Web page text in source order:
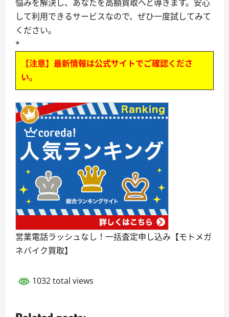
悩みを解決し、あなたを高額買取へと導きます。安心
して利用できるサービスなので、ぜひ一度試してみて
ください。
*
【注意】最新情報は公式サイトでご確認くださ
い。
営業電話ラッシュなし！一括査定申し込み【モトメガ
ネバイク買取】
1032 total views